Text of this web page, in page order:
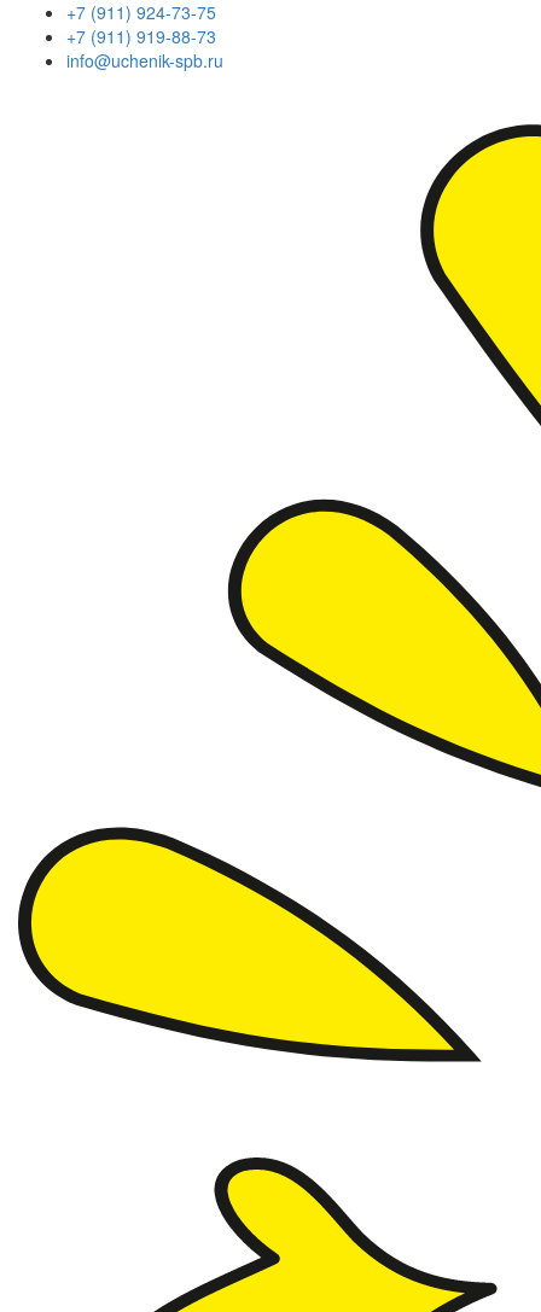
+7 (911) 924-73-75
+7 (911) 919-88-73
info@uchenik-spb.ru